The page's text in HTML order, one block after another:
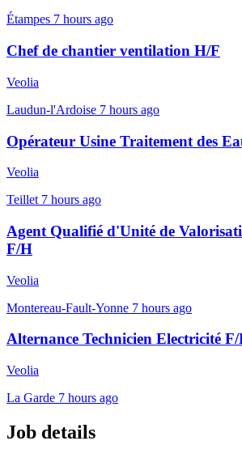
Étampes 7 hours ago
Chef de chantier ventilation H/F
Veolia
Laudun-l'Ardoise 7 hours ago
Opérateur Usine Traitement des
Veolia
Teillet 7 hours ago
Agent Qualifié d'Unité de
F/H
Veolia
Montereau-Fault-Yonne 7 hours ago
Alternance Technicien Electricité
Veolia
La Garde 7 hours ago
Job details